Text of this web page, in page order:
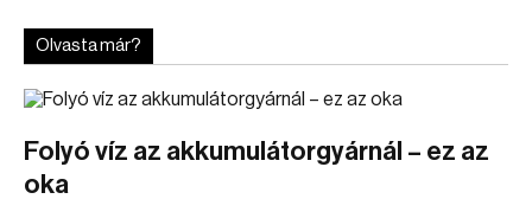
Olvasta már?
Folyó víz az akkumulátorgyárnál – ez az
oka